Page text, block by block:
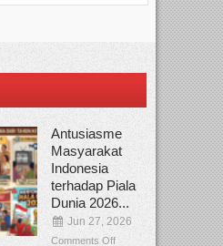
Antusiasme
Masyarakat
Indonesia
terhadap Piala
Dunia 2026...
Jun 27, 2026
Comments Off